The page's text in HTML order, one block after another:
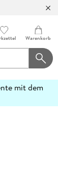
Warenkorb
mit dem